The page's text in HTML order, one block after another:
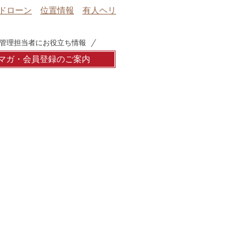
ドローン 位置情報 有人ヘリ
理担当者にお役立ち情報
ガ・会員登録のご案内